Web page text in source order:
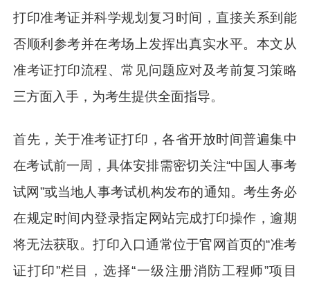
打印准考证并科学规划复习时间，直接关系到能
否顺利参考并在考场上发挥出真实水平。本文从
准考证打印流程、常见问题应对及考前复习策略
三方面入手，为考生提供全面指导。
首先，关于准考证打印，各省开放时间普遍集中
在考试前一周，具体安排需密切关注“中国人事考
试网”或当地人事考试机构发布的通知。考生务必
在规定时间内登录指定网站完成打印操作，逾期
将无法获取。打印入口通常位于官网首页的“准考
证打印”栏目，选择“一级注册消防工程师”项目